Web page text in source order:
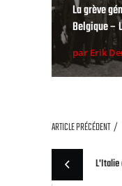
La grève
Belgique –
par Erik
ARTICLE PRÉCÉDENT
L'Italie